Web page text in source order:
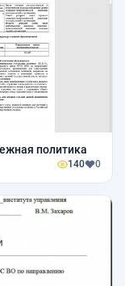
политика
140 0